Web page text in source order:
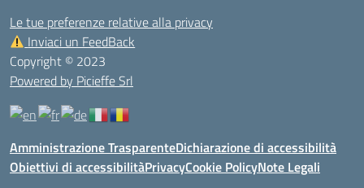
Le tue preferenze relative alla privacy
Inviaci un FeedBack
Copyright © 2023
Powered by Picieffe Srl
Amministrazione TrasparenteDichiarazione di accessibilità
Obiettivi di accessibilitàPrivacyCookie PolicyNote Legali